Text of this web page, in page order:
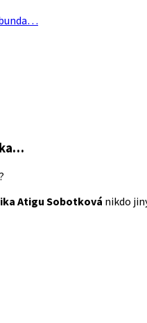
?
Atigu Sobotková nikdo